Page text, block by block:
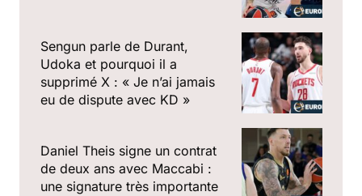
Sengun parle de Durant,
Udoka et pourquoi il a
supprimé X : « Je n’ai jamais
eu de dispute avec KD »
Daniel Theis signe un contrat
de deux ans avec Maccabi :
une signature très importante